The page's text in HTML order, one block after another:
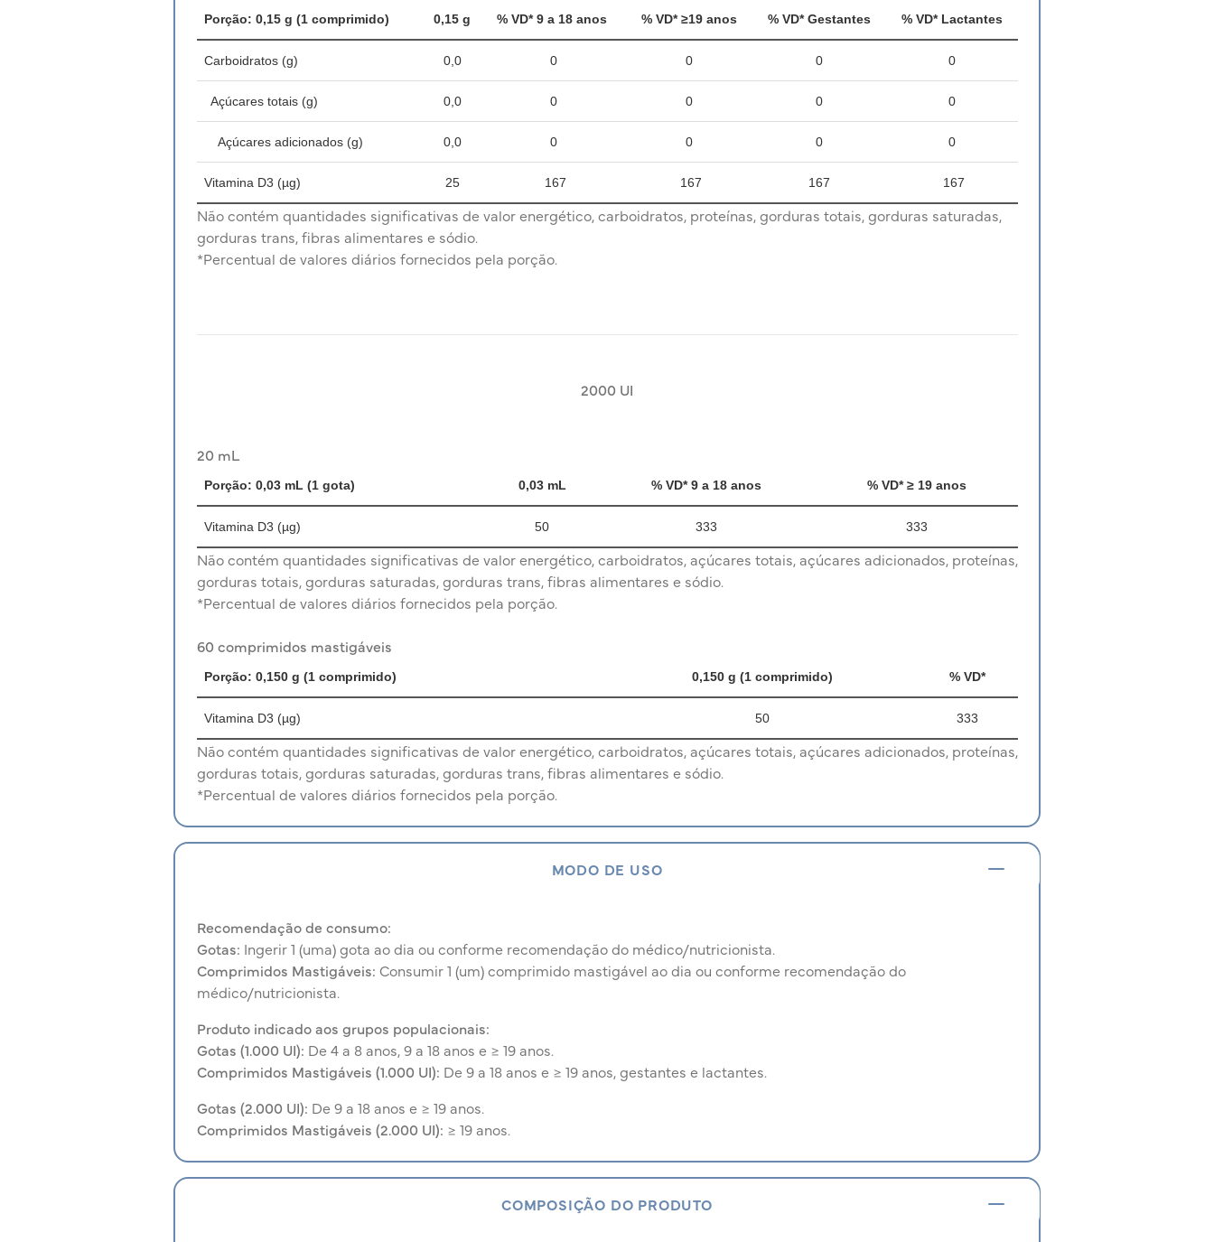
Porção: 0,15 g (1 comprimido) 0,15 g % VD* 9 a 18 anos % VD* ≥19 anos % VD*Gestantes % VD* Lactantes
Carboidratos (g) 0,0 0 0 0 0
Açúcares totais (g) 0,0 0 0 0 0
Açúcares adicionados (g) 0,0 0 0 0 0
Vitamina D3 (µg) 25 167 167 167 167
Não contém quantidades significativas de valor energético, carboidratos, proteínas, gorduras totais, gorduras saturadas,
gorduras trans, fibras alimentares e sódio.
*Percentual de valores diários fornecidos pela porção.
2000 UI
20 mL
Porção: 0,03 mL (1 gota) 0,03 mL % VD* 9 a 18 anos % VD* ≥ 19 anos
Vitamina D3 (µg) 50 333 333
Não contém quantidades significativas de valor energético, carboidratos, açúcares totais, açúcares adicionados, proteínas,
gorduras totais, gorduras saturadas, gorduras trans, fibras alimentares e sódio.
*Percentual de valores diários fornecidos pela porção.
60 comprimidos mastigáveis
Porção: 0,150 g (1 comprimido) 0,150 g (1 comprimido) % VD*
Vitamina D3 (µg) 50 333
Não contém quantidades significativas de valor energético, carboidratos, açúcares totais, açúcares adicionados, proteínas,
gorduras totais, gorduras saturadas, gorduras trans, fibras alimentares e sódio.
*Percentual de valores diários fornecidos pela porção.
MODO DE USO
Recomendação de consumo:
Gotas: Ingerir 1 (uma) gota ao dia ou conforme recomendação do médico/nutricionista.
Comprimidos Mastigáveis: Consumir 1 (um) comprimido mastigável ao dia ou conforme recomendação do
médico/nutricionista.
Produto indicado aos grupos populacionais:
Gotas (1.000 UI): De 4 a 8 anos, 9 a 18 anos e ≥ 19 anos.
Comprimidos Mastigáveis (1.000 UI): De 9 a 18 anos e ≥ 19 anos, gestantes e lactantes.
Gotas (2.000 UI): De 9 a 18 anos e ≥ 19 anos.
Comprimidos Mastigáveis (2.000 UI): ≥ 19 anos.
COMPOSIÇÃO DO PRODUTO